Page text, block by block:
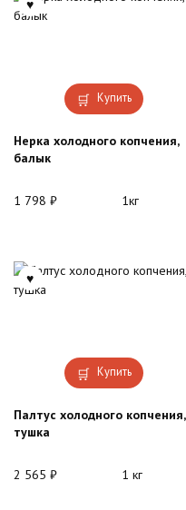
Купить
Нерка холодного копчения,
балык
1 798 ₽ 1кг
Купить
Палтус холодного копчения,
тушка
2 565 ₽ 1 кг